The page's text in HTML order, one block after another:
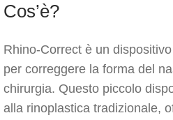
Cos’è?
Rhino-Correct è un
per correggere la forma del
chirurgia. Questo piccolo
alla rinoplastica tradizionale,